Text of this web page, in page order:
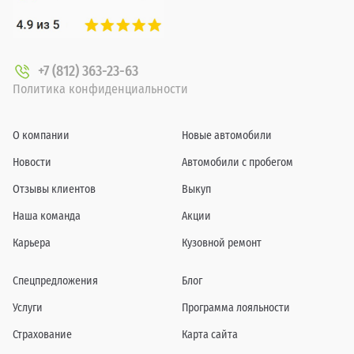
+7 (812) 363-23-63
Политика конфиденциальности
О компании
Новости
Отзывы клиентов
Наша команда
Карьера
Новые автомобили
Автомобили с пробегом
Выкуп
Акции
Кузовной ремонт
Спецпредложения
Услуги
Страхование
Блог
Программа лояльности
Карта сайта